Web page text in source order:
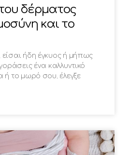
δέρματος
και το
είσαι ήδη έγκυος ή μήπως
ένα καλλυντικό
ή το μωρό σου, έλεγξε